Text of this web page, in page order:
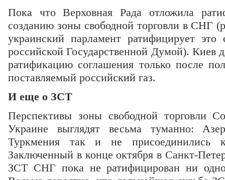
Пока что Верховная Рада отложила
созданию зоны свободной торговли в СНГ
украинский парламент ратифицирует
российской Государственной Думой). Киев
ратификацию соглашения только после
поставляемый российский газ.
И еще о ЗСТ
Перспективы зоны свободной торговли
Украине выглядят весьма туманно:
Туркмения так и не присоединились
Заключенный в конце октября в Санкт-
ЗСТ СНГ пока не ратифицирован ни